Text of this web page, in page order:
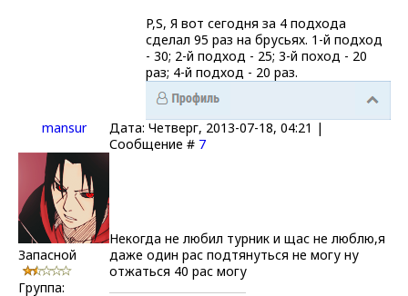
P,S, Я вот сегодня за 4 подхода
сделал 95 раз на брусьях. 1-й подход
- 30; 2-й подход - 25; 3-й поход - 20
раз; 4-й подход - 20 раз.
mansur
Дата: Четверг, 2013-07-18, 04:21 |
Сообщение # 7
Запасной
Группа:
Некогда не любил турник и щас не люблю,я
даже один рас подтянуться не могу ну
отжаться 40 рас могу